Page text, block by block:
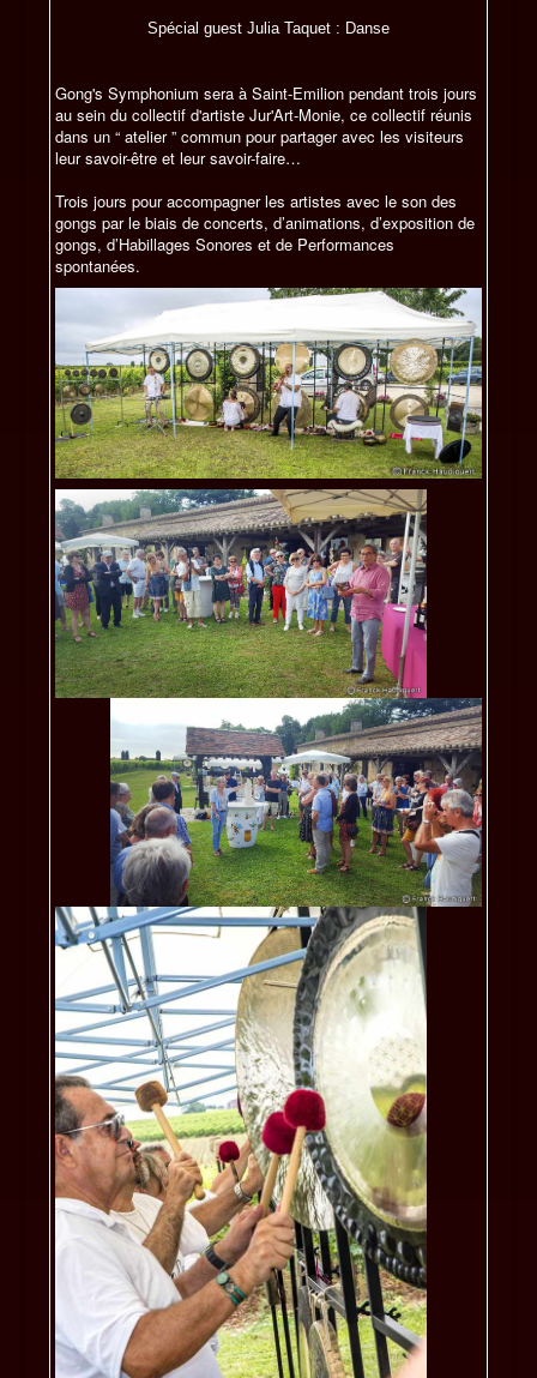
Spécial guest Julia Taquet : Danse
Gong's Symphonium sera à Saint-Emilion pendant trois jours
au sein du collectif d'artiste Jur'Art-Monie, ce collectif réunis
dans un “ atelier ” commun pour partager avec les visiteurs
leur savoir-être et leur savoir-faire…
Trois jours pour accompagner les artistes avec le son des
gongs par le biais de concerts, d’animations, d’exposition de
gongs, d’Habillages Sonores et de Performances
spontanées.